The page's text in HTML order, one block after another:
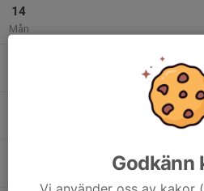
14
Mån
Godkänn